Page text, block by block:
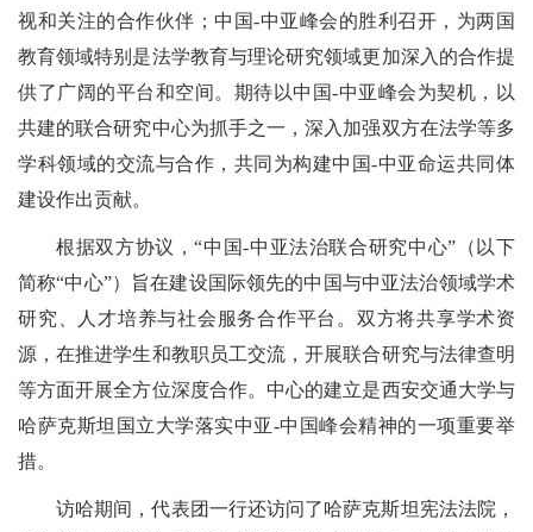
视和关注的合作伙伴；中国-中亚峰会的胜利召开，为两国
教育领域特别是法学教育与理论研究领域更加深入的合作提
供了广阔的平台和空间。期待以中国-中亚峰会为契机，以
共建的联合研究中心为抓手之一，深入加强双方在法学等多
学科领域的交流与合作，共同为构建中国-中亚命运共同体
建设作出贡献。
根据双方协议，“中国-中亚法治联合研究中心”（以下
简称“中心”）旨在建设国际领先的中国与中亚法治领域学术
研究、人才培养与社会服务合作平台。双方将共享学术资
源，在推进学生和教职员工交流，开展联合研究与法律查明
等方面开展全方位深度合作。中心的建立是西安交通大学与
哈萨克斯坦国立大学落实中亚-中国峰会精神的一项重要举
措。
访哈期间，代表团一行还访问了哈萨克斯坦宪法法院，